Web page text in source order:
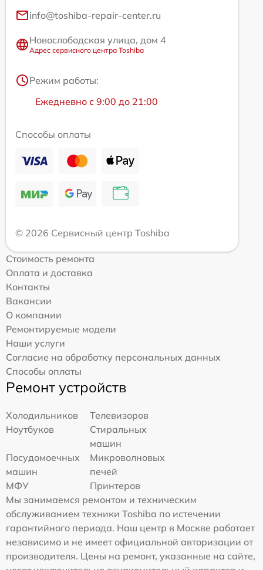
info@toshiba-repair-center.ru
Новослободская улица, дом 4
Адрес сервисного центра Toshiba
Режим работы:
Ежедневно с 9:00 до 21:00
Способы оплаты
© 2026 Сервисный центр Toshiba
Стоимость ремонта
Оплата и доставка
Контакты
Вакансии
О компании
Ремонтируемые модели
Наши услуги
Согласие на обработку персональных данных
Способы оплаты
Ремонт устройств
Холодильников
Телевизоров
Ноутбуков
Стиральных
машин
Посудомоечных
машин
Микроволновых
печей
МФУ
Принтеров
Мы занимаемся ремонтом и техническим
обслуживанием техники Toshiba по истечении
гарантийного периода. Наш центр в Москве работает
независимо и не имеет официальной авторизации от
производителя. Цены на ремонт, указанные на сайте,